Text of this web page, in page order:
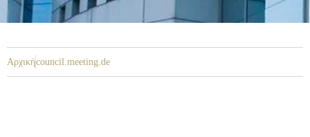
Αρχικήcouncil.meeting.de